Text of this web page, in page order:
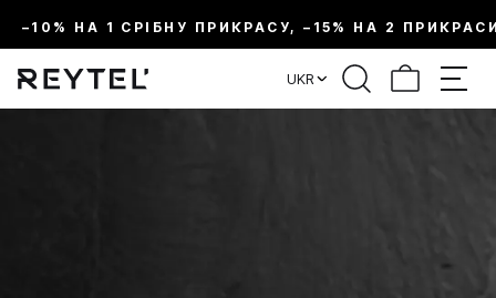
–10% НА 1 СРІБНУ ПРИКРАСУ, –15% НА 2
UKR